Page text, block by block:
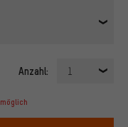
Anzahl: 1